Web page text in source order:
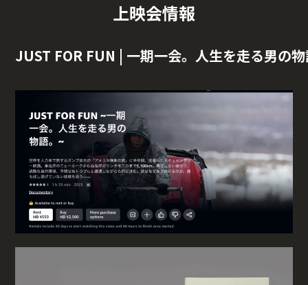
上映会情報
JUST FOR FUN | 一期一会。人生を走る男の